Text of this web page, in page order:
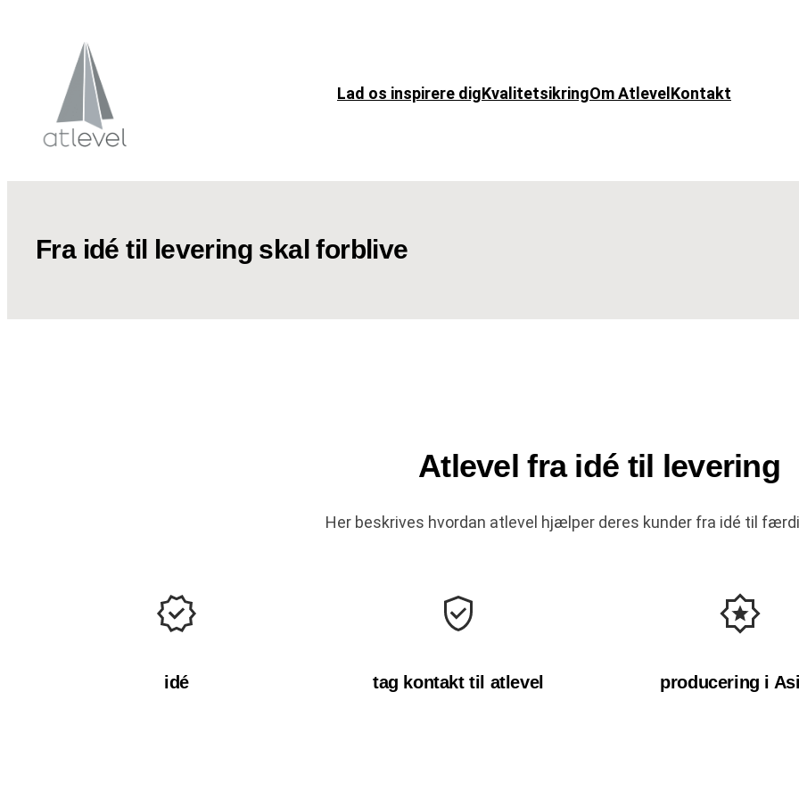
Lad os inspirere digKvalitetsikringOm Atlevel Kontakt
Fra idé til levering skal forblive
Atlevel fra idé til levering
Her beskrives hvordan atlevel hjælper deres kunder fra idé til
idé tag kontakt til atlevel producering i